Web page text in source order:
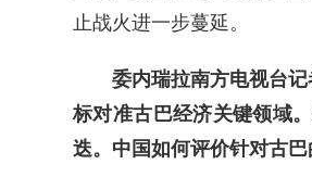
止战火进一步蔓延。
委内瑞拉南方电视台
标对准古巴经济关键领域
迭。中国如何评价针对古巴